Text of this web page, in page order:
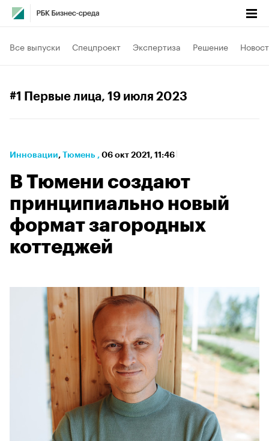
Все выпуски Спецпроект Экспертиза Решение
#1 Первые лица, 19 июля 2023
Инновации⁠, Тюмень , 06 окт 2021, 11:46
В Тюмени создают
принципиально новый
формат загородных
коттеджей